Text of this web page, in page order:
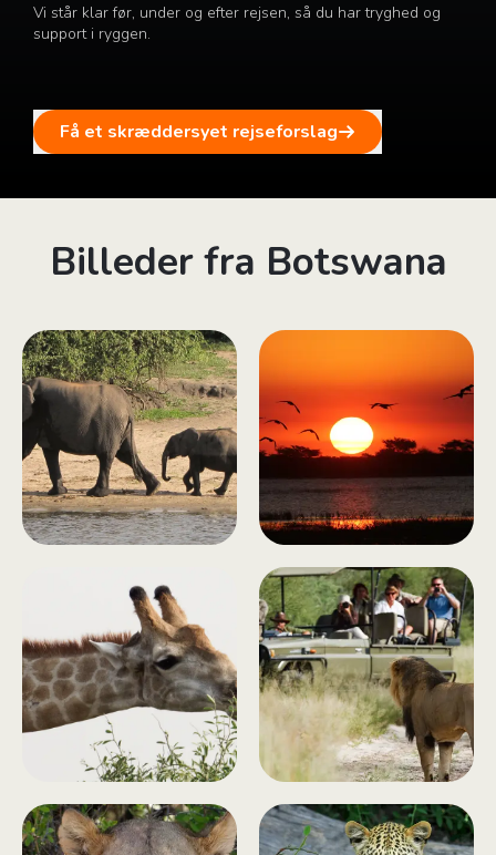
Vi står klar før, under og efter rejsen, så du har tryghed og
support i ryggen.
Få et skræddersyet rejseforslag
Billeder fra Botswana